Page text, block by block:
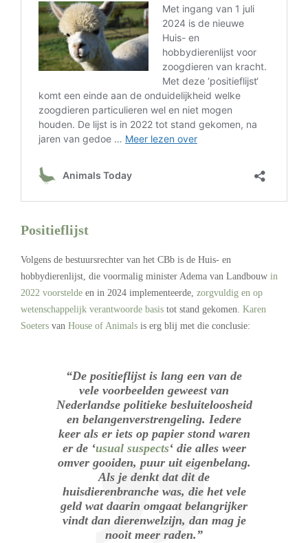
Positieflijst
Volgens de bestuursrechter van het CBb is de Huis- en
hobbydierenlijst, die voormalig minister Adema van Landbouw in
2022 voorstelde en in 2024 implementeerde, zorgvuldig en op
wetenschappelijk verantwoorde basis tot stand gekomen. Karen
Soeters van House of Animals is erg blij met die conclusie:
“De positieflijst is lang een van de
vele voorbeelden geweest van
Nederlandse politieke besluiteloosheid
en belangenverstrengeling. Iedere
keer als er iets op papier stond waren
er de ‘usual suspects‘ die alles weer
omver gooiden, puur uit eigenbelang.
Als je denkt dat dit de
huisdierenbranche was, die het vele
geld wat daarin omgaat belangrijker
vindt dan dierenwelzijn, dan mag je
nooit meer raden.”